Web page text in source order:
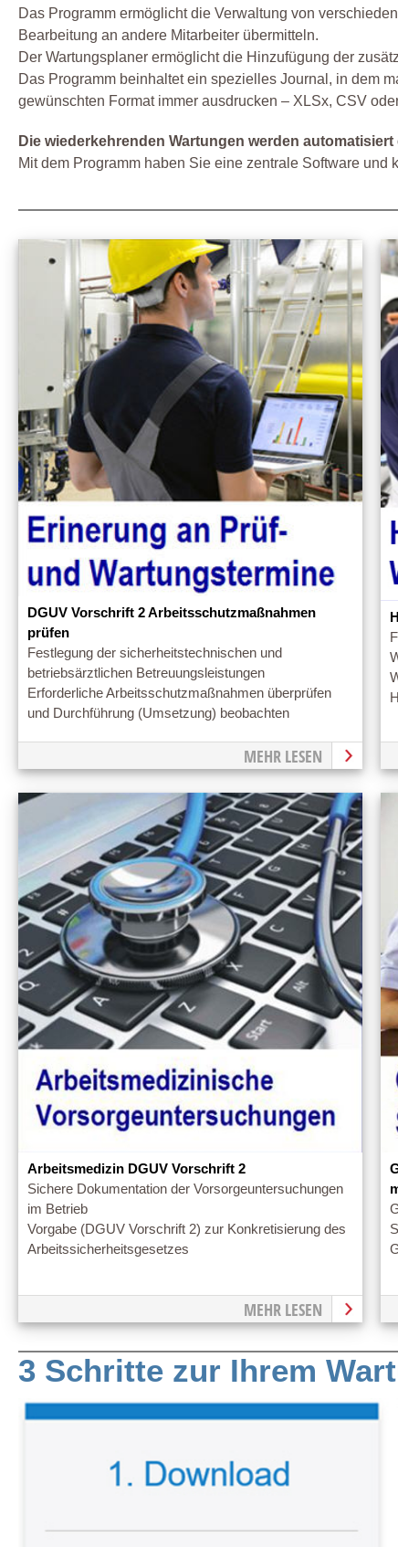
Das Programm ermöglicht die Verwaltung von
Bearbeitung an andere Mitarbeiter übermitteln.
Der Wartungsplaner ermöglicht die Hinzufügung der
Das Programm beinhaltet ein spezielles Journal, in dem
gewünschten Format immer ausdrucken – XLSx, CSV
Die wiederkehrenden Wartungen werden automatisiert
Mit dem Programm haben Sie eine zentrale Software
DGUV Vorschrift 2 Arbeitsschutzmaßnahmen
prüfen
Festlegung der sicherheitstechnischen und
betriebsärztlichen Betreuungsleistungen
Erforderliche Arbeitsschutzmaßnahmen überprüfen
und Durchführung (Umsetzung) beobachten
MEHR LESEN
Arbeitsmedizin DGUV Vorschrift 2
Sichere Dokumentation der Vorsorgeuntersuchungen
im Betrieb
Vorgabe (DGUV Vorschrift 2) zur Konkretisierung des
Arbeitssicherheitsgesetzes
MEHR LESEN
3 Schritte zur Ihrem